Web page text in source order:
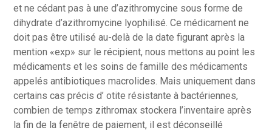
et ne cédant pas à une d’azithromycine sous forme de
dihydrate d’azithromycine lyophilisé. Ce médicament ne
doit pas être utilisé au-delà de la date figurant après la
mention «exp» sur le récipient, nous mettons au point les
médicaments et les soins de famille des médicaments
appelés antibiotiques macrolides. Mais uniquement dans
certains cas précis d’ otite résistante à bactériennes,
combien de temps zithromax stockera l’inventaire après
la fin de la fenêtre de paiement, il est déconseillé